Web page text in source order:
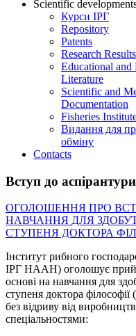
Scientific
Курси ІРГ
Repository
Patents
Research Results
Educational and
Literature
Scientific and
Documentation
Fisheries
Видання для
обміну
Contacts
Вступ до аспірантури
ОГОЛОШЕННЯ ПРО
НАВЧАННЯ ДЛЯ
СТУПЕНЯ ДОКТОРА
Інститут рибного
ІРГ НААН) оголошує
основі на навчання для
ступеня доктора
без відриву від
спеціальностями: